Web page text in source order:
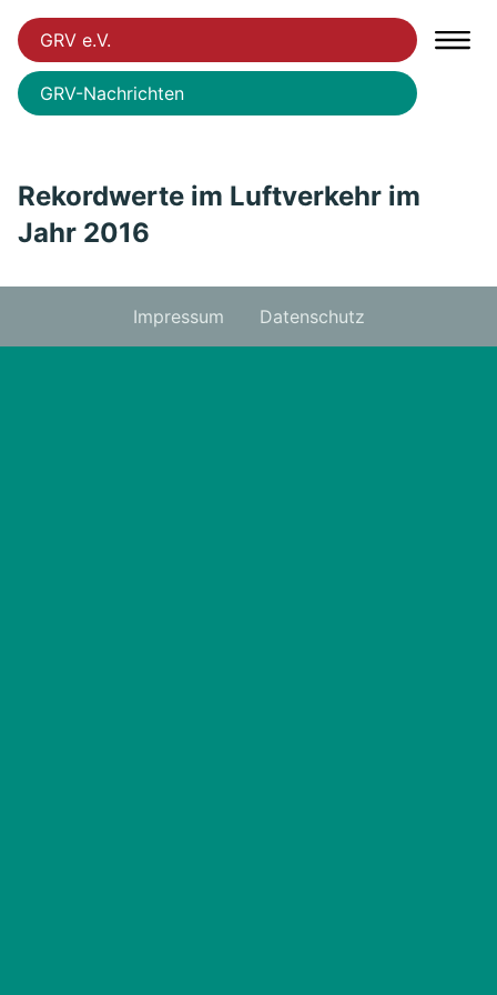
GRV e.V.
GRV-Nachrichten
Rekordwerte im Luftverkehr im
Jahr 2016
Impressum Datenschutz